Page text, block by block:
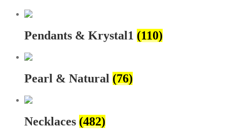
Pendants & Krystal1 (110)
Pearl & Natural (76)
Necklaces (482)